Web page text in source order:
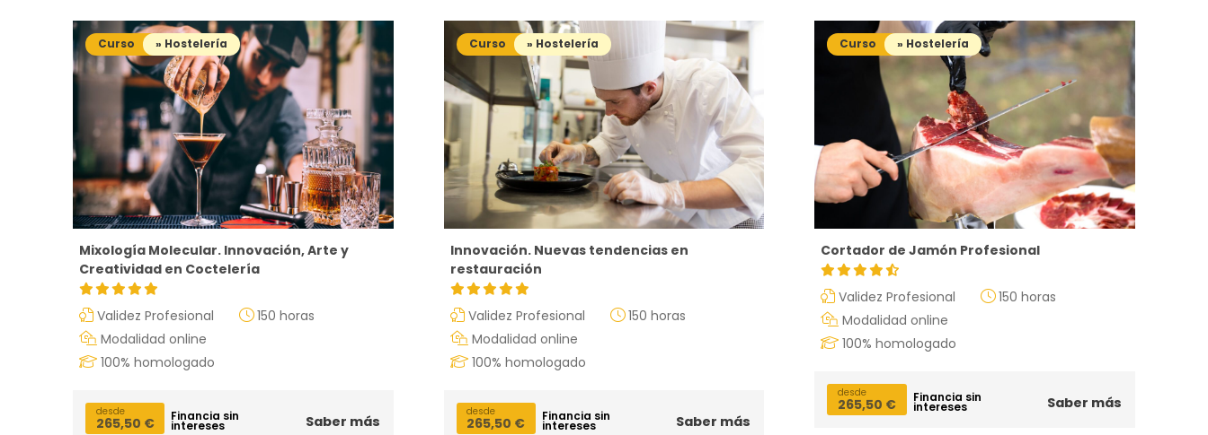
Curso » Hostelería
Mixología Molecular. Innovación, Arte y
Creatividad en Coctelería
Validez Profesional
150 horas
Modalidad online
100% homologado
desde
265,50 € Financia sin
intereses Saber más
Curso » Hostelería
Innovación. Nuevas tendencias en
restauración
Validez Profesional
150 horas
Modalidad online
100% homologado
desde
265,50 € Financia sin
intereses Saber más
Curso » Hostelería
Cortador de Jamón Profesional
Validez Profesional
150 horas
Modalidad online
100% homologado
desde
265,50 € Financia sin
intereses Saber más